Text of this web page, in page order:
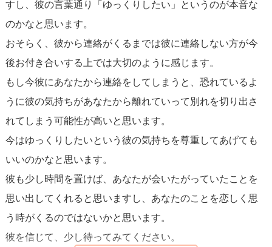
ではなく、お互いにとって意義深いタイミングでのデート
や連絡を大切にすることが一つの方法です。彼が求める
「ゆっくり」した時間を尊重し、その中でも数か月に1回、
お互いの都合が合う時を見つけて、特別な時間を過ごす計
画をたててみると良いでしょう。
しかしながら、彼からの明確な連絡を期待し過ぎない
も重要です。彼の対応や言動から、現状ではあなたと同じ
ペースで進むことに負担を感じていることが想像されま
す。そのため、彼のペースに合わせることが、この段階で
できる最良の選択かもしれません。
最終的には、お二人の価値観や必要としている関係性がど
すし、彼の言葉通り「ゆっくりしたい」というのが本音な
のかなと思います。
おそらく、彼から連絡がくるまでは彼に連絡しない方が今
後お付き合いする上では大切のように感じます。
もし今彼にあなたから連絡をしてしまうと、恐れているよ
うに彼の気持ちがあなたから離れていって別れを切り出さ
れてしまう可能性が高いと思います。
今はゆっくりしたいという彼の気持ちを尊重してあげても
いいのかなと思います。
彼も少し時間を置けば、あなたが会いたがっていたことを
思い出してくれると思いますし、あなたのことを恋しく思
う時がくるのではないかと思います。
彼を信じて、少し待ってみてください。